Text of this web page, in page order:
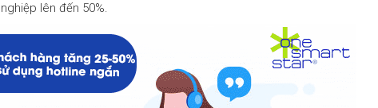
lên đến 50%.